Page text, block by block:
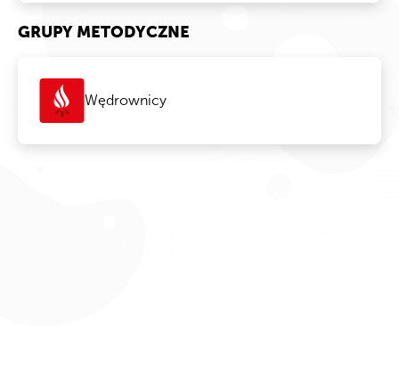
GRUPY METODYCZNE
Wędrownicy